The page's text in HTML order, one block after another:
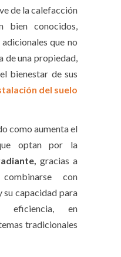
de la calefacción
bien conocidos,
que no
de una propiedad,
bienestar de sus
del suelo
como aumenta el
optan por la
gracias a
con
su capacidad para
eficiencia, en
tradicionales